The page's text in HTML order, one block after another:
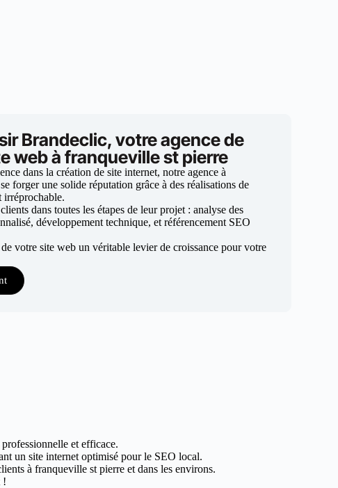
Brandeclic, votre agence de
web à franqueville st pierre
dans la création de site internet, notre agence à
forger une solide réputation grâce à des réalisations de
irréprochable.
dans toutes les étapes de leur projet : analyse des
développement technique, et référencement SEO
votre site web un véritable levier de croissance pour votre
et efficace.
un site internet optimisé pour le SEO local.
à franqueville st pierre et dans les environs.
!